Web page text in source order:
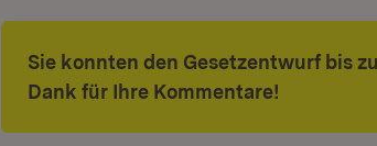
Sie konnten den Gesetzentwurf bis
Dank für Ihre Kommentare!